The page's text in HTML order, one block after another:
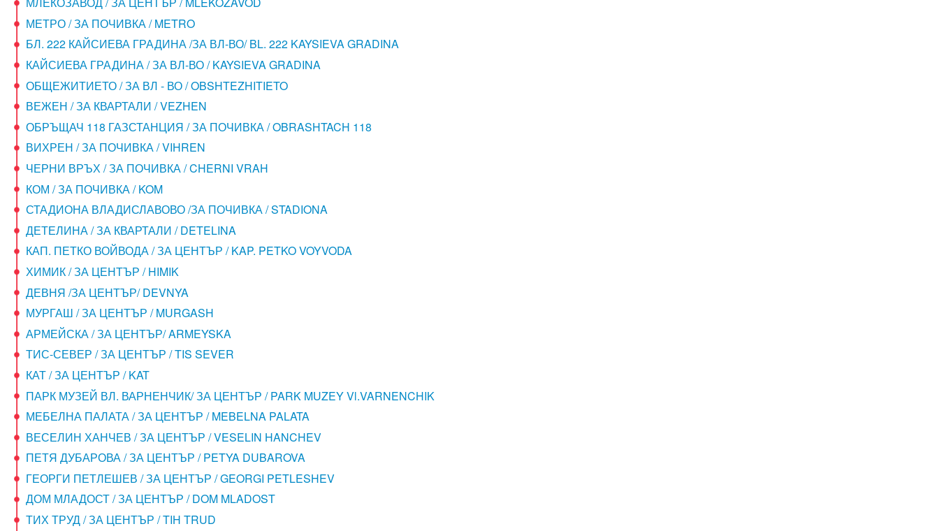
МЕТРО / ЗА ПОЧИВКА / METRO
БЛ. 222 КАЙСИЕВА ГРАДИНА /ЗА ВЛ-ВО/ BL. 222 KAYSIEVA GRADINA
КАЙСИЕВА ГРАДИНА / ЗА ВЛ-ВО / KAYSIEVA GRADINA
ОБЩЕЖИТИЕТО / ЗА ВЛ - ВО / OBSHTEZHITIETO
ВЕЖЕН / ЗА КВАРТАЛИ / VEZHEN
ОБРЪЩАЧ 118 ГАЗСТАНЦИЯ / ЗА ПОЧИВКА / OBRASHTACH 118
ВИХРЕН / ЗА ПОЧИВКА / VIHREN
ЧЕРНИ ВРЪХ / ЗА ПОЧИВКА / CHERNI VRAH
КОМ / ЗА ПОЧИВКА / KOM
СТАДИОНА ВЛАДИСЛАВОВО /ЗА ПОЧИВКА / STADIONA
ДЕТЕЛИНА / ЗА КВАРТАЛИ / DETELINA
КАП. ПЕТКО ВОЙВОДА / ЗА ЦЕНТЪР / KAP. PETKO VOYVODA
ХИМИК / ЗА ЦЕНТЪР / HIMIK
ДЕВНЯ /ЗА ЦЕНТЪР/ DEVNYA
МУРГАШ / ЗА ЦЕНТЪР / MURGASH
АРМЕЙСКА / ЗА ЦЕНТЪР/ ARMEYSKA
ТИС-СЕВЕР / ЗА ЦЕНТЪР / TIS SEVER
КАТ / ЗА ЦЕНТЪР / KAT
ПАРК МУЗЕЙ ВЛ. ВАРНЕНЧИК/ ЗА ЦЕНТЪР / PARK MUZEY Vl.VARNENCHIK
МЕБЕЛНА ПАЛАТА / ЗА ЦЕНТЪР / MEBELNA PALATA
ВЕСЕЛИН ХАНЧЕВ / ЗА ЦЕНТЪР / VESELIN HANCHEV
ПЕТЯ ДУБАРОВА / ЗА ЦЕНТЪР / PETYA DUBAROVA
ГЕОРГИ ПЕТЛЕШЕВ / ЗА ЦЕНТЪР / GEORGI PETLESHEV
ДОМ МЛАДОСТ / ЗА ЦЕНТЪР / DOM MLADOST
ТИХ ТРУД / ЗА ЦЕНТЪР / TIH TRUD